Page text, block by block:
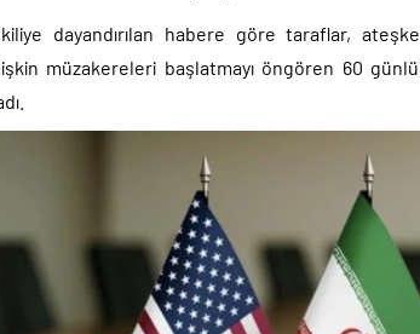
dayandırılan habere göre taraflar,
müzakereleri başlatmayı öngören 60